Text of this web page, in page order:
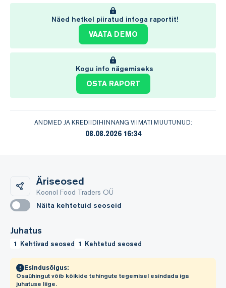
Näed hetkel piiratud infoga raportit!
VAATA DEMO
Kogu info nägemiseks
OSTA RAPORT
ANDMED JA KREDIIDIHINNANG VIIMATI MUUTUNUD:
08.08.2026 16:34
Äriseosed
Koonol Food Traders OÜ
Näita kehtetuid seoseid
Juhatus
1 Kehtivad seosed 1 Kehtetud seosed
Esindusõigus:
Osaühingut võib kõikide tehingute tegemisel esindada iga
juhatuse liige.